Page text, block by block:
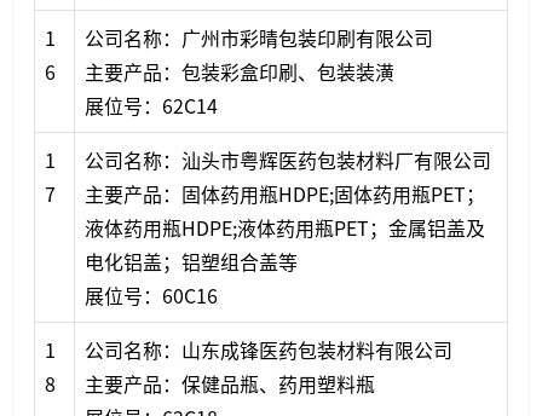
1
6
公司名称：广州市彩晴包装印刷有限公司
主要产品：包装彩盒印刷、包装装潢
展位号：62C14
1
7
公司名称：汕头市粤辉医药包装材料厂有限公司
主要产品：固体药用瓶HDPE;固体药用瓶PET；
液体药用瓶HDPE;液体药用瓶PET；金属铝盖及
电化铝盖；铝塑组合盖等
展位号：60C16
1
8
公司名称：山东成锋医药包装材料有限公司
主要产品：保健品瓶、药用塑料瓶